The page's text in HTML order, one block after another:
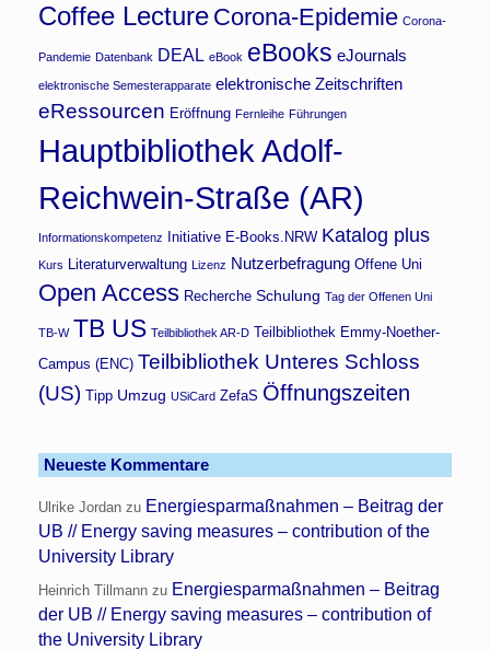
Coffee Lecture Corona-Epidemie Corona-
Pandemie Datenbank DEAL eBook eBooks eJournals
elektronische Semesterapparate elektronische Zeitschriften
eRessourcen Eröffnung Fernleihe Führungen
Hauptbibliothek Adolf-
Reichwein-Straße (AR)
Informationskompetenz Initiative E-Books.NRW Katalog plus
Kurs Literaturverwaltung Lizenz Nutzerbefragung Offene Uni
Open Access Recherche Schulung Tag der Offenen Uni
TB-W TB US Teilbibliothek AR-D Teilbibliothek Emmy-Noether-
Campus (ENC) Teilbibliothek Unteres Schloss
(US)
Tipp Umzug USiCard ZefaS Öffnungszeiten
Neueste Kommentare
Ulrike Jordan zu Energiesparmaßnahmen – Beitrag der
UB // Energy saving measures – contribution of the
University Library
Heinrich Tillmann zu Energiesparmaßnahmen – Beitrag
der UB // Energy saving measures – contribution of
the University Library